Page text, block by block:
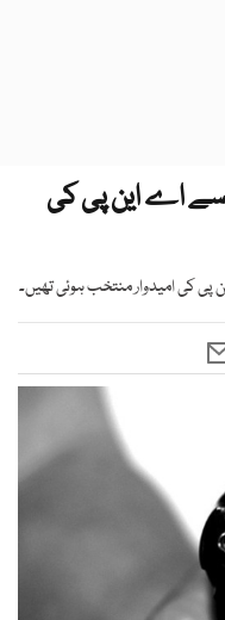
سے اے این پی کی
کی امیدوار منتخب ہوئی تھیں۔